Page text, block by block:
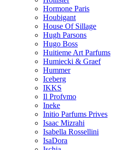
Hormone Paris
Houbigant
House Of Sillage
Hugh Parsons
Hugo Boss
Huitieme Art Parfums
Humiecki & Graef
Hummer
Iceberg
IKKS
Il Profvmo
Ineke
Initio Parfums Prives
Isaac Mizrahi
Isabella Rossellini
IsaDora